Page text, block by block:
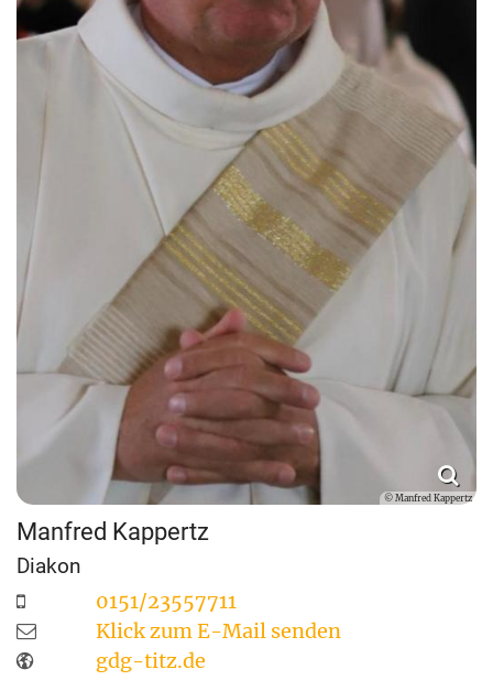
© Manfred Kappertz
Manfred Kappertz
Diakon
0151/23557711
Klick zum E-Mail senden
gdg-titz.de